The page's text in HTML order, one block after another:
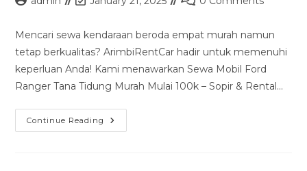
modified:
Mencari sewa kendaraan beroda empat murah namun
tetap berkualitas? ArimbiRentCar hadir untuk memenuhi
keperluan Anda! Kami menawarkan Sewa Mobil Ford
Ranger Tana Tidung Murah Mulai 100k – Sopir & Rental…
Continue Reading Sewa
Mobil